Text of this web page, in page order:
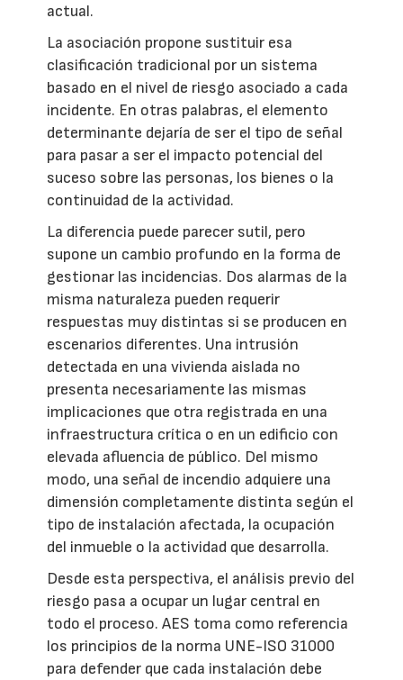
actual.
La asociación propone sustituir esa
clasificación tradicional por un sistema
basado en el nivel de riesgo asociado a cada
incidente. En otras palabras, el elemento
determinante dejaría de ser el tipo de señal
para pasar a ser el impacto potencial del
suceso sobre las personas, los bienes o la
continuidad de la actividad.
La diferencia puede parecer sutil, pero
supone un cambio profundo en la forma de
gestionar las incidencias. Dos alarmas de la
misma naturaleza pueden requerir
respuestas muy distintas si se producen en
escenarios diferentes. Una intrusión
detectada en una vivienda aislada no
presenta necesariamente las mismas
implicaciones que otra registrada en una
infraestructura crítica o en un edificio con
elevada afluencia de público. Del mismo
modo, una señal de incendio adquiere una
dimensión completamente distinta según el
tipo de instalación afectada, la ocupación
del inmueble o la actividad que desarrolla.
Desde esta perspectiva, el análisis previo del
riesgo pasa a ocupar un lugar central en
todo el proceso. AES toma como referencia
los principios de la norma UNE-ISO 31000
para defender que cada instalación debe